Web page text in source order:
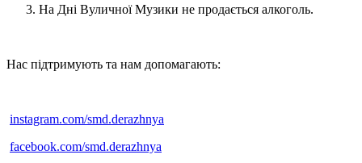
На Дні Вуличної Музики не продається алкоголь.
Нас підтримують та нам допомагають:
instagram.com/smd.derazhnya
facebook.com/smd.derazhnya